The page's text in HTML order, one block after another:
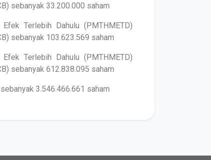
sebanyak 33.200.000 saham
Terlebih Dahulu (PMTHMETD)
sebanyak 103.623.569 saham
Terlebih Dahulu (PMTHMETD)
sebanyak 612.838.095 saham
3.546.466.661 saham